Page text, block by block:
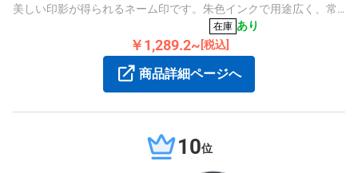
美しい印影が得られるネーム印です。朱色インクで用途広く、常
在庫 あり
￥1,289.2~ [税込]
商品詳細ページへ
10位